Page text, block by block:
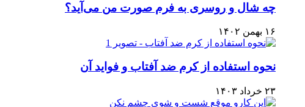
چه شال و روسری به فرم صورت من می‌آید؟
۱۶ بهمن ۱۴۰۲
نحوه استفاده از کرم ضد آفتاب و فواید آن
۲۳ خرداد ۱۴۰۳